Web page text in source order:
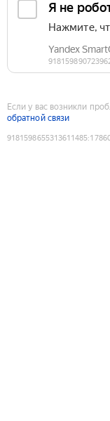
Если у вас возникли
обратной связи
9181598655313611485: